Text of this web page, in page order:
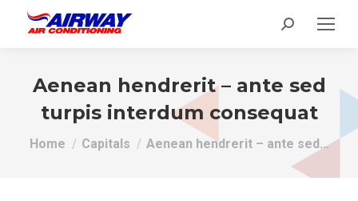
Search:
Aenean hendrerit – ante sed
turpis interdum consequat
You are here:
Home Capitals Aenean hendrerit – ante sed…